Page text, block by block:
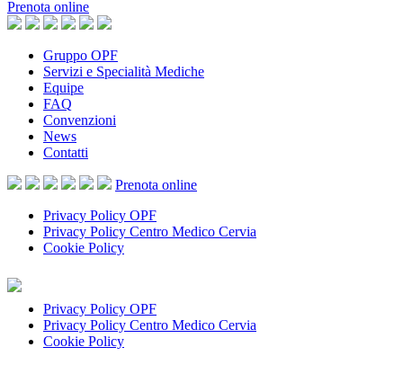
Prenota online
Gruppo OPF
Servizi e Specialità Mediche
Equipe
FAQ
Convenzioni
News
Contatti
Prenota online
Privacy Policy OPF
Privacy Policy Centro Medico Cervia
Cookie Policy
Privacy Policy OPF
Privacy Policy Centro Medico Cervia
Cookie Policy